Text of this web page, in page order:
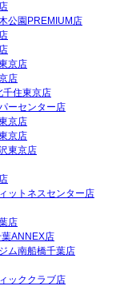
公園PREMIUM店
京店
店
千住東京店
ーセンター店
京店
京店
東京店
ットネスセンター店
店
ANNEX店
ム南船橋千葉店
ッククラブ店